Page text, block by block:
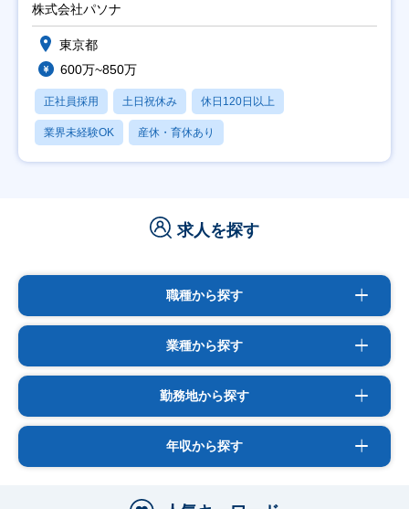
株式会社パソナ
東京都
600万~850万
正社員採用 土日祝休み 休日120日以上
業界未経験OK 産休・育休あり
求人を探す
職種から探す
業種から探す
勤務地から探す
年収から探す